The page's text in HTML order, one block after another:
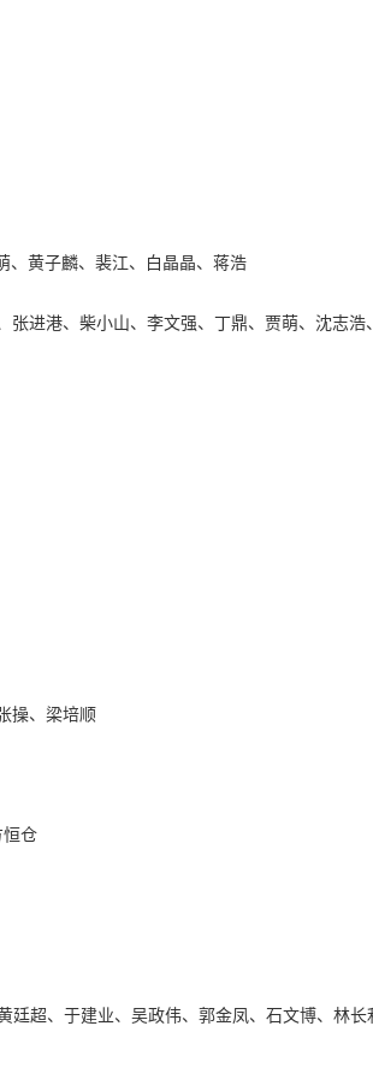
、黄子麟、裴江、白晶晶、蒋浩
进港、柴小山、李文强、丁鼎、贾萌、沈志浩
操、梁培顺
仓
超、于建业、吴政伟、郭金凤、石文博、林长